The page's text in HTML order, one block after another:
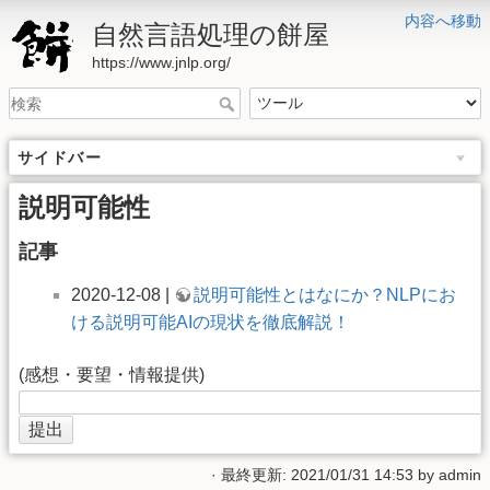
内容へ移動
自然言語処理の餅屋
https://www.jnlp.org/
サイドバー
説明可能性
記事
2020-12-08 |
説明可能性とはなにか？NLPにお
ける説明可能AIの現状を徹底解説！
(感想・要望・情報提供)
· 最終更新: 2021/01/31 14:53 by admin